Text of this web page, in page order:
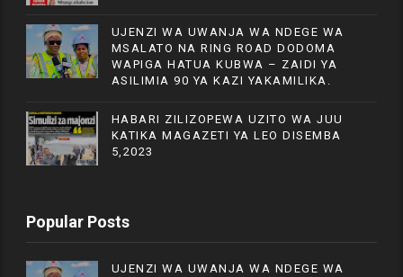
UJENZI WA UWANJA WA NDEGE WA
MSALATO NA RING ROAD DODOMA
WAPIGA HATUA KUBWA – ZAIDI YA
ASILIMIA 90 YA KAZI YAKAMILIKA.
HABARI ZILIZOPEWA UZITO WA JUU
KATIKA MAGAZETI YA LEO DISEMBA
5,2023
Popular Posts
UJENZI WA UWANJA WA NDEGE WA